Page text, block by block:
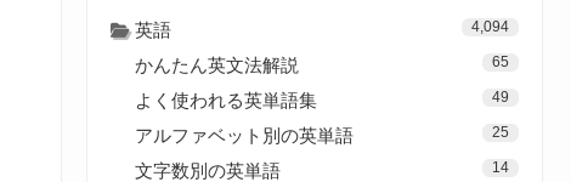
英語 4,094
かんたん英文法解説 65
よく使われる英単語集 49
アルファベット別の英単語 25
文字数別の英単語 14